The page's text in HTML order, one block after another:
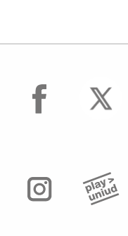
facebook